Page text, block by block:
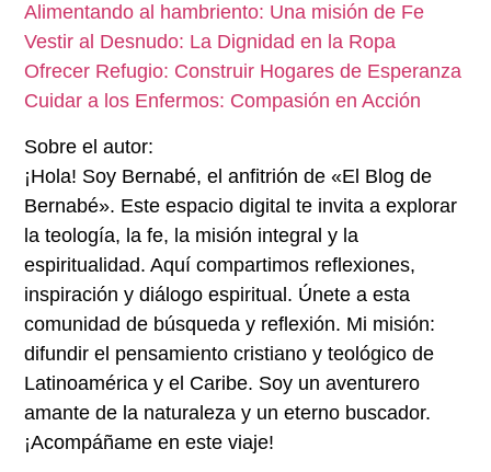
Alimentando al hambriento: Una misión de Fe
Vestir al Desnudo: La Dignidad en la Ropa
Ofrecer Refugio: Construir Hogares de Esperanza
Cuidar a los Enfermos: Compasión en Acción
Sobre el autor:
¡Hola! Soy Bernabé, el anfitrión de «El Blog de
Bernabé». Este espacio digital te invita a explorar
la teología, la fe, la misión integral y la
espiritualidad. Aquí compartimos reflexiones,
inspiración y diálogo espiritual. Únete a esta
comunidad de búsqueda y reflexión. Mi misión:
difundir el pensamiento cristiano y teológico de
Latinoamérica y el Caribe. Soy un aventurero
amante de la naturaleza y un eterno buscador.
¡Acompáñame en este viaje!